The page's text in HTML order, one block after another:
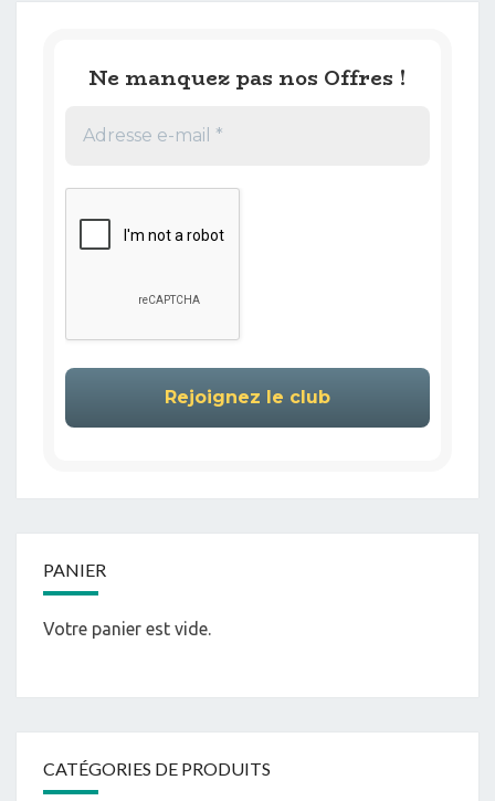
Ne manquez pas nos Offres !
PANIER
Votre panier est vide.
CATÉGORIES DE PRODUITS